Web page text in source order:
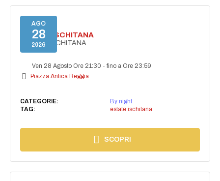
AGO
28
2026
ESTATE ISCHITANA
ESTATE ISCHITANA
Ven 28 Agosto Ore 21:30 -fino a Ore 23:59
Piazza Antica Reggia
CATEGORIE:
By night
TAG:
estate ischitana
SCOPRI